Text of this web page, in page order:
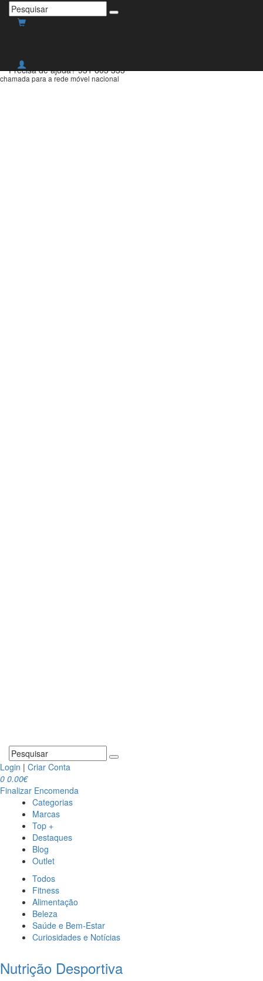
Envio grátis para Portugal
Precisa de ajuda? 931 603 333
chamada para a rede móvel nacional
Login | Criar Conta
0 0.00€
Finalizar Encomenda
Categorias
Marcas
Top +
Destaques
Blog
Outlet
Todos
Fitness
Alimentação
Beleza
Saúde e Bem-Estar
Curiosidades e Notícias
Nutrição Desportiva